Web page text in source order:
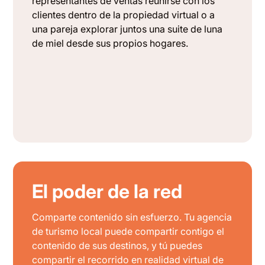
clientes dentro de la propiedad virtual o a
una pareja explorar juntos una suite de luna
de miel desde sus propios hogares.
El poder de la red
Comparte contenido sin esfuerzo. Tu agencia
de turismo local puede compartir contigo el
contenido de sus destinos, y tú puedes
compartir el recorrido en realidad virtual de